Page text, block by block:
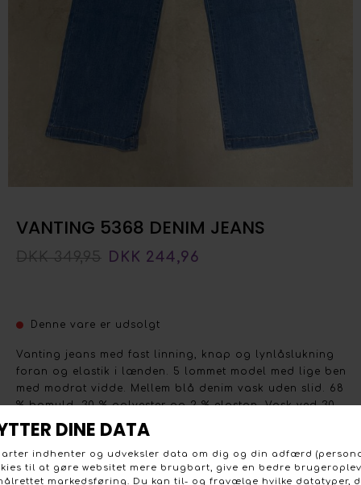
VANTING 5368 DENIM JEANS
DKK 349,95 DKK 244,96
Denne vare er udsolgt
Vanting jeans med fast linning, knap og lynlåslukning
foran og elastik i lænden. 5 lommet model med lige ben
med modrat vidde. Mellem blå denim vask uden slid. 68
% bomuld, 30 % polyester og 2 % elastan. Vask ved 30
grader.